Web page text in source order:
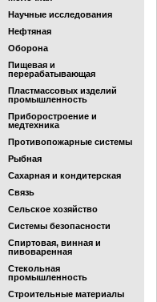
Научные исследования
Нефтяная
Оборона
Пищевая и
перерабатывающая
Пластмассовых изделий
промышленность
Приборостроение и
медтехника
Противопожарные системы
Рыбная
Сахарная и кондитерская
Связь
Сельское хозяйство
Системы безопасности
Спиртовая, винная и
пивоваренная
Стекольная
промышленность
Строительные материалы